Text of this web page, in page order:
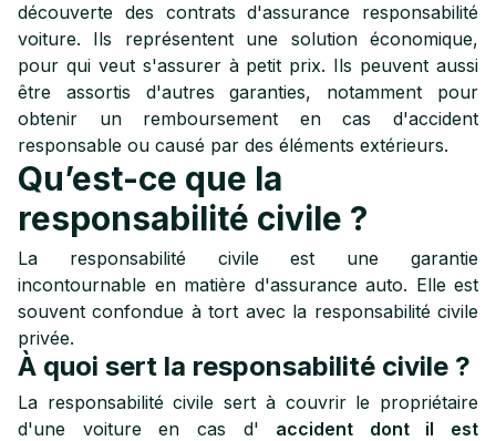
découverte des contrats d'assurance responsabilité
voiture. Ils représentent une solution économique,
pour qui veut s'assurer à petit prix. Ils peuvent aussi
être assortis d'autres garanties, notamment pour
obtenir un remboursement en cas d'accident
responsable ou causé par des éléments extérieurs.
Qu’est-ce que la
responsabilité civile ?
La responsabilité civile est une garantie
incontournable en matière d'assurance auto. Elle est
souvent confondue à tort avec la responsabilité civile
privée.
À quoi sert la responsabilité civile ?
La responsabilité civile sert à couvrir le propriétaire
d'une voiture en cas d' accident dont il est